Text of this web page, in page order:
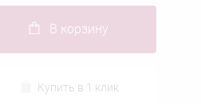
В корзину
Купить в 1 клик